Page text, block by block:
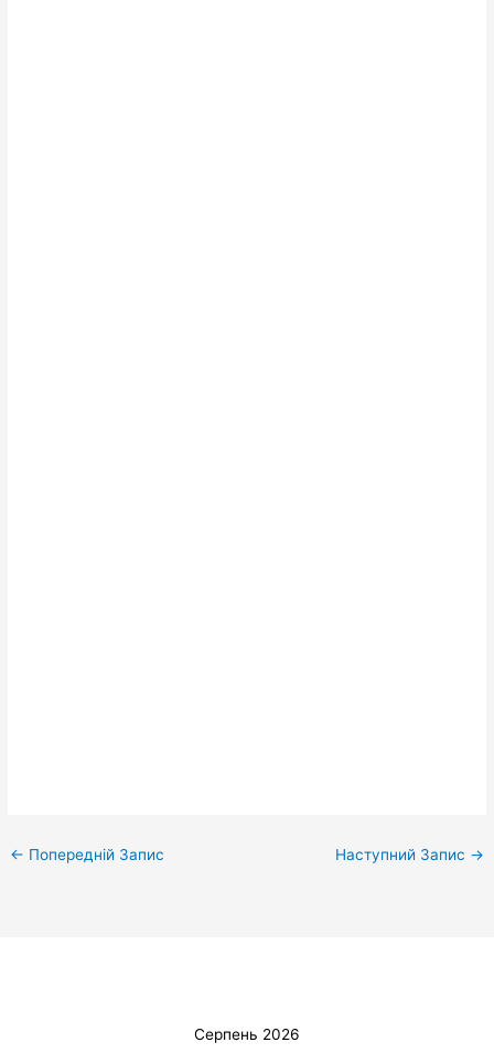
← Попередній Запис Наступний Запис →
Серпень 2026